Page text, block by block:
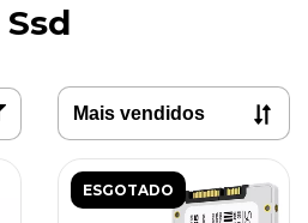
Ssd
ESGOTADO